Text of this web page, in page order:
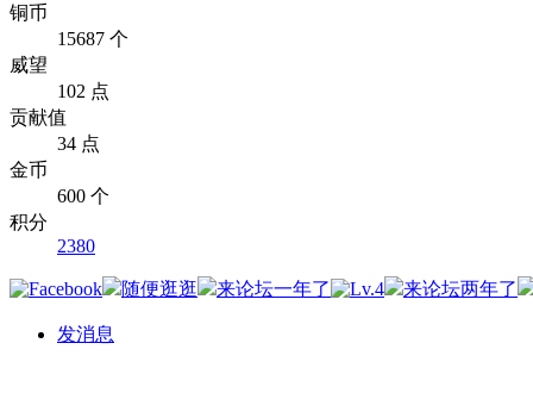
铜币
15687 个
威望
102 点
贡献值
34 点
金币
600 个
积分
2380
发消息